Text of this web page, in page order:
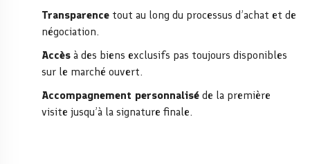
Transparence tout au long du processus d’achat et de
négociation.
Accès à des biens exclusifs pas toujours disponibles
sur le marché ouvert.
Accompagnement personnalisé de la première
visite jusqu’à la signature finale.